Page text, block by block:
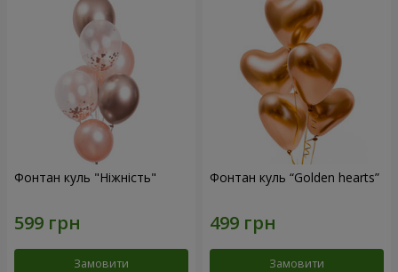
Фонтан куль "Ніжність"
Замовити
Фонтан куль “Golden hearts”
Замовити